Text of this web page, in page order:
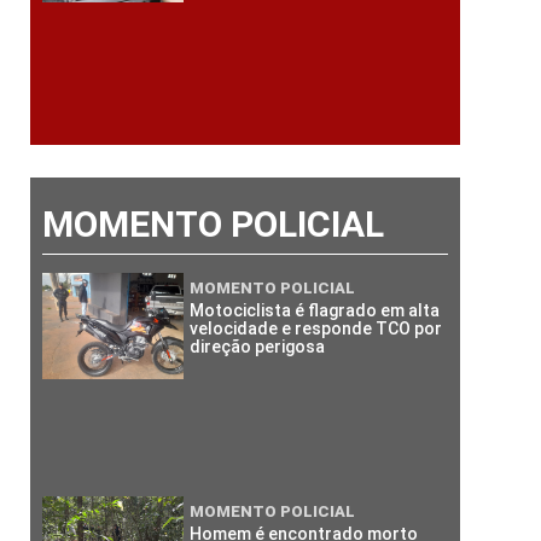
MOMENTO POLICIAL
MOMENTO POLICIAL
Motociclista é flagrado em alta
velocidade e responde TCO por
direção perigosa
MOMENTO POLICIAL
Homem é encontrado morto